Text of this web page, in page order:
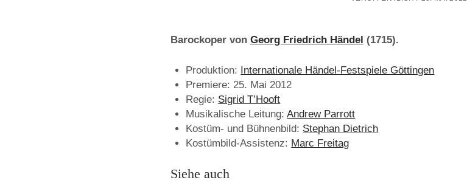
Barockoper von Georg Friedrich Händel (1715).
Produktion: Internationale Händel-Festspiele Göttingen
Premiere: 25. Mai 2012
Regie: Sigrid T’Hooft
Musikalische Leitung:Andrew Parrott
Kostüm- und Bühnenbild: Stephan Dietrich
Kostümbild-Assistenz: Marc Freitag
Siehe auch